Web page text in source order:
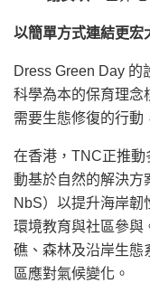
以簡單方式連結更宏
Dress Green Day 的
科學為本的保育理念
需要生態修復的行動
在香港，TNC正推動
動基於自然的解決方
NbS）以提升海岸韌
環境教育與社區參與
礁、森林及沿岸生態
區應對氣候變化。